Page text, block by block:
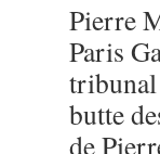
Pierre
Paris
butte
de